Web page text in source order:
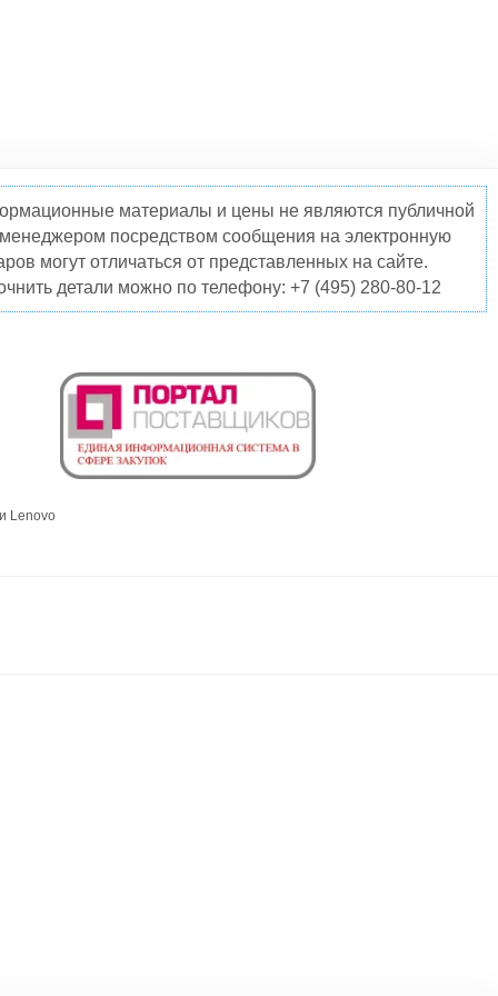
материалы и цены не являются публичной
посредством сообщения на электронную
могут отличаться от представленных на сайте.
детали можно по телефону: +7 (495) 280-80-12
Lenovo